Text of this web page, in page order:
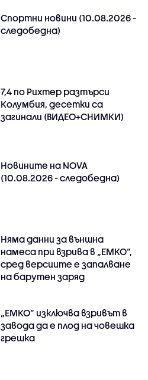
Спортни новини (10.08.2026 -
следобедна)
7,4 по Рихтер разтърси
Колумбия, десетки са
загинали (ВИДЕО+СНИМКИ)
Новините на NOVA
(10.08.2026 - следобедна)
Няма данни за външна
намеса при взрива в „ЕМКО“,
сред версиите е запалване
на барутен заряд
„ЕМКО” изключва взривът в
завода да е плод на човешка
грешка